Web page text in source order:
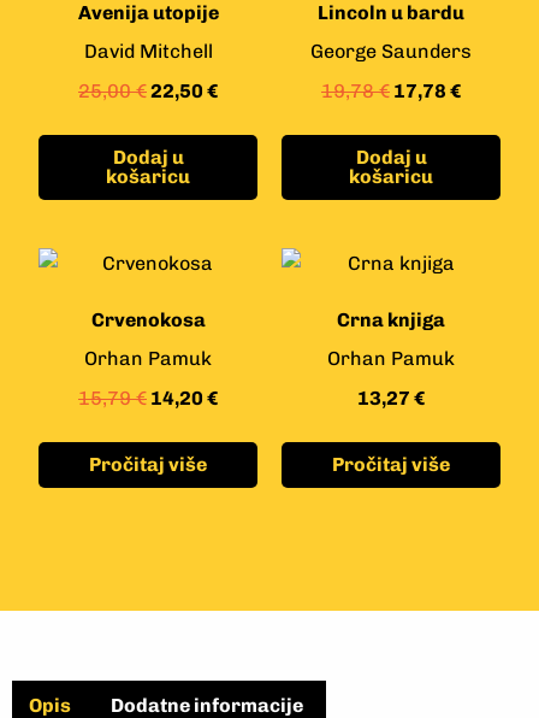
Avenija utopije
David Mitchell
25,00€22,50 €
Dodaj u
košaricu
Lincoln u bardu
George Saunders
19,78€ 17,78 €
Dodaj u
košaricu
Crvenokosa
Orhan Pamuk
15,79€ 14,20 €
Pročitaj više
Crna knjiga
Orhan Pamuk
13,27 €
Pročitaj više
Opis Dodatne informacije